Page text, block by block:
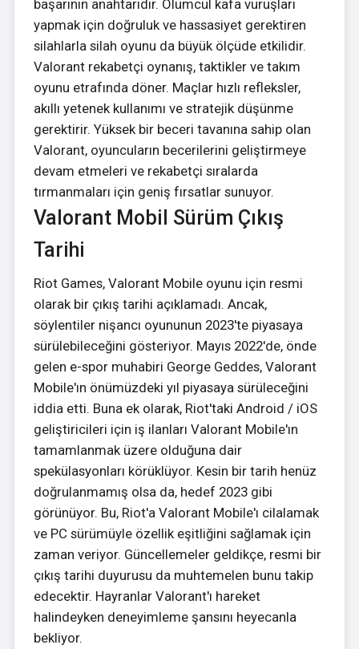
başarının anahtarıdır. Ölümcül kafa vuruşları
yapmak için doğruluk ve hassasiyet gerektiren
silahlarla silah oyunu da büyük ölçüde etkilidir.
Valorant rekabetçi oynanış, taktikler ve takım
oyunu etrafında döner. Maçlar hızlı refleksler,
akıllı yetenek kullanımı ve stratejik düşünme
gerektirir. Yüksek bir beceri tavanına sahip olan
Valorant, oyuncuların becerilerini geliştirmeye
devam etmeleri ve rekabetçi sıralarda
tırmanmaları için geniş fırsatlar sunuyor.
Valorant Mobil Sürüm Çıkış
Tarihi
Riot Games, Valorant Mobile oyunu için resmi
olarak bir çıkış tarihi açıklamadı. Ancak,
söylentiler nişancı oyununun 2023'te piyasaya
sürülebileceğini gösteriyor. Mayıs 2022'de, önde
gelen e-spor muhabiri George Geddes, Valorant
Mobile'ın önümüzdeki yıl piyasaya sürüleceğini
iddia etti. Buna ek olarak, Riot'taki Android / iOS
geliştiricileri için iş ilanları Valorant Mobile'ın
tamamlanmak üzere olduğuna dair
spekülasyonları körüklüyor. Kesin bir tarih henüz
doğrulanmamış olsa da, hedef 2023 gibi
görünüyor. Bu, Riot'a Valorant Mobile'ı cilalamak
ve PC sürümüyle özellik eşitliğini sağlamak için
zaman veriyor. Güncellemeler geldikçe, resmi bir
çıkış tarihi duyurusu da muhtemelen bunu takip
edecektir. Hayranlar Valorant'ı hareket
halindeyken deneyimleme şansını heyecanla
bekliyor.